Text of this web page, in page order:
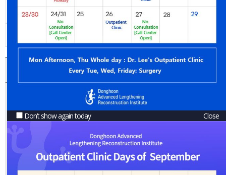
Don’t show again today Close
Re-operation
Post-traumatic
Disability
Incurable Diseases
Arm Lengthening
Arthritis with
엑스다리 휜다리교정 수술전 수술후 / Knock_knee correction